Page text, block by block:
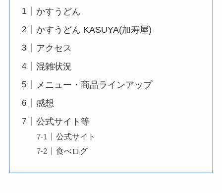
かすうどん
かすうどん KASUYA(加寿屋)
アクセス
混雑状況
メニュー・商品ラインアップ
感想
公式サイト等
公式サイト
食べログ